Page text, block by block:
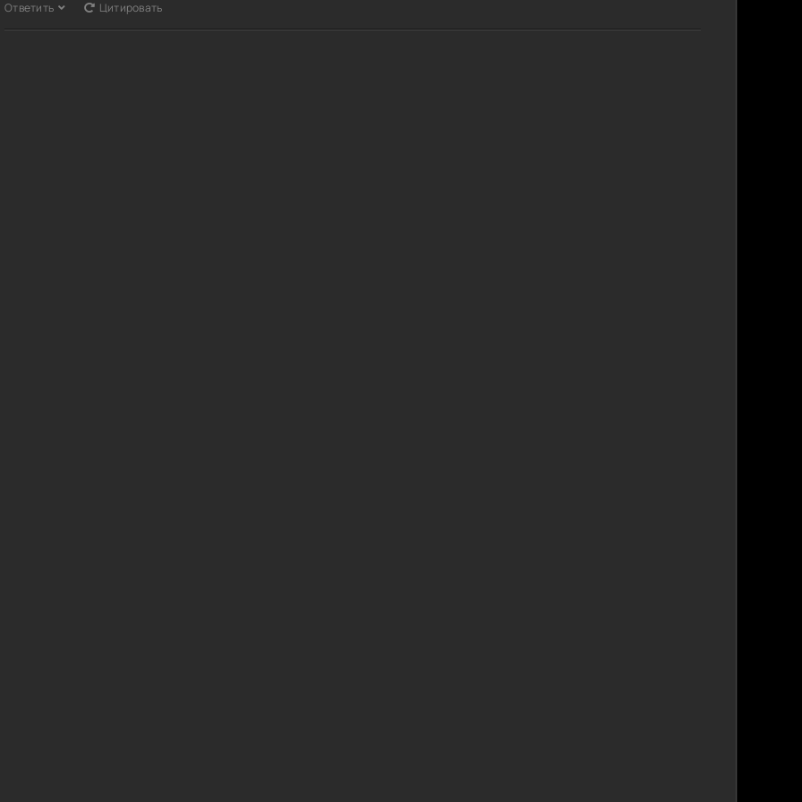
Ответить Цитировать